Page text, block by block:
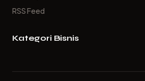
RSS Feed
Kategori Bisnis